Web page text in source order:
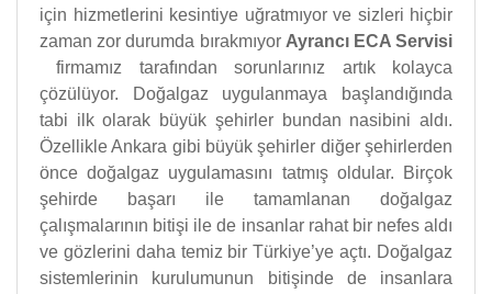
için hizmetlerini kesintiye uğratmıyor ve sizleri hiçbir
zaman zor durumda bırakmıyor Ayrancı ECA Servisi
firmamız tarafından sorunlarınız artık kolayca
çözülüyor. Doğalgaz uygulanmaya başlandığında
tabi ilk olarak büyük şehirler bundan nasibini aldı.
Özellikle Ankara gibi büyük şehirler diğer şehirlerden
önce doğalgaz uygulamasını tatmış oldular. Birçok
şehirde başarı ile tamamlanan doğalgaz
çalışmalarının bitişi ile de insanlar rahat bir nefes aldı
ve gözlerini daha temiz bir Türkiye’ye açtı. Doğalgaz
sistemlerinin kurulumunun bitişinde de insanlara